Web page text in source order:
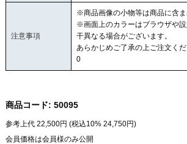
注意事項
※商品画像の小物等は商品に含ま
※画面上のカラーはブラウザや
干異なる場合がございます。
あらかじめご了承の上ご注文くだ
0
商品コード: 50095
参考上代 22,500円 (税込10% 24,750円)
会員価格は会員様のみ公開